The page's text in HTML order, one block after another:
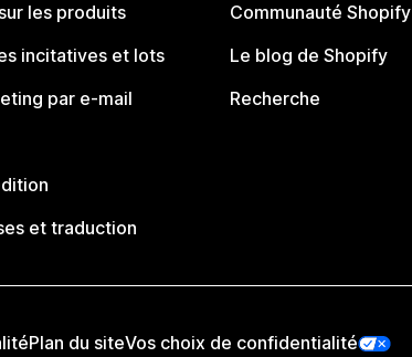
les produits
incitatives et lots
par e-mail
et traduction
Communauté Shopify
Le blog de Shopify
Recherche
Plan du siteVos choix de confidentialité